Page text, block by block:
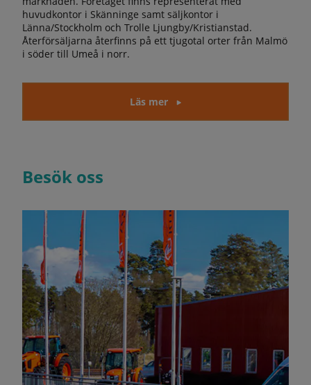
huvudkontor i Skänninge samt säljkontor i
Länna/Stockholm och Trolle Ljungby/Kristianstad.
Återförsäljarna återfinns på ett tjugotal orter från Malmö
i söder till Umeå i norr.
Läs mer
Besök oss